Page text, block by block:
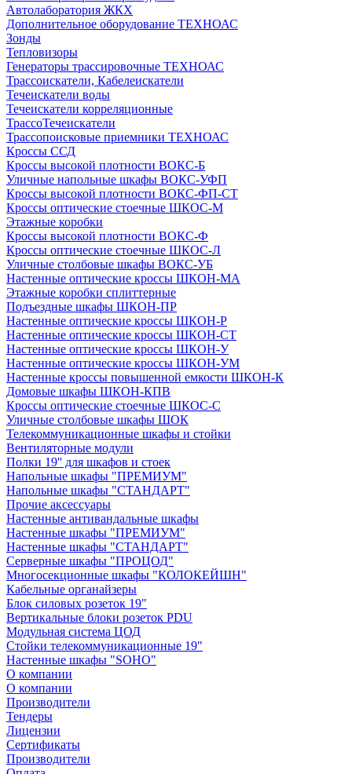
Автолаборатория ЖКХ
Дополнительное оборудование ТЕХНОАС
Зонды
Тепловизоры
Генераторы трассировочные ТЕХНОАС
Трассоискатели, Кабелеискатели
Течеискатели воды
Течеискатели корреляционные
ТрассоТечеискатели
Трассопоисковые приемники ТЕХНОАС
Кроссы ССД
Кроссы высокой плотности ВОКС-Б
Уличные напольные шкафы ВОКС-УФП
Кроссы высокой плотности ВОКС-ФП-СТ
Кроссы оптические стоечные ШКОС-М
Этажные коробки
Кроссы высокой плотности ВОКС-Ф
Кроссы оптические стоечные ШКОС-Л
Уличные столбовые шкафы ВОКС-УБ
Настенные оптические кроссы ШКОН-МА
Этажные коробки сплиттерные
Подъездные шкафы ШКОН-ПР
Настенные оптические кроссы ШКОН-Р
Настенные оптические кроссы ШКОН-СТ
Настенные оптические кроссы ШКОН-У
Настенные оптические кроссы ШКОН-УМ
Настенные кроссы повышенной емкости ШКОН-К
Домовые шкафы ШКОН-КПВ
Кроссы оптические стоечные ШКОС-С
Уличные столбовые шкафы ШОК
Телекоммуникационные шкафы и стойки
Вентиляторные модули
Полки 19'' для шкафов и стоек
Напольные шкафы "ПРЕМИУМ"
Напольные шкафы "СТАНДАРТ"
Прочие аксессуары
Настенные антивандальные шкафы
Настенные шкафы "ПРЕМИУМ"
Настенные шкафы "СТАНДАРТ"
Серверные шкафы "ПРОЦОД"
Многосекционные шкафы "КОЛОКЕЙШН"
Кабельные органайзеры
Блок силовых розеток 19"
Вертикальные блоки розеток PDU
Модульная система ЦОД
Стойки телекоммуникационные 19"
Настенные шкафы "SOHO"
О компании
О компании
Производители
Тендеры
Лицензии
Сертификаты
Производители